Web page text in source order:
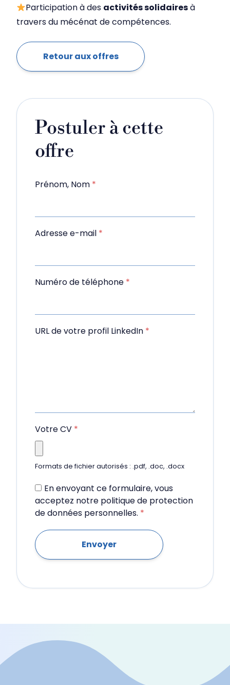
Participation à des activités solidairesà
travers du mécénat de compétences.
Retour aux offres
Postuler à cette
offre
Prénom, Nom *
Adresse e-mail *
Numéro de téléphone *
URL de votre profil LinkedIn *
Votre CV *
Formats de fichier autorisés : .pdf, .doc, .docx
En envoyant ce formulaire, vous
acceptez notre politique de protection
de données personnelles. *